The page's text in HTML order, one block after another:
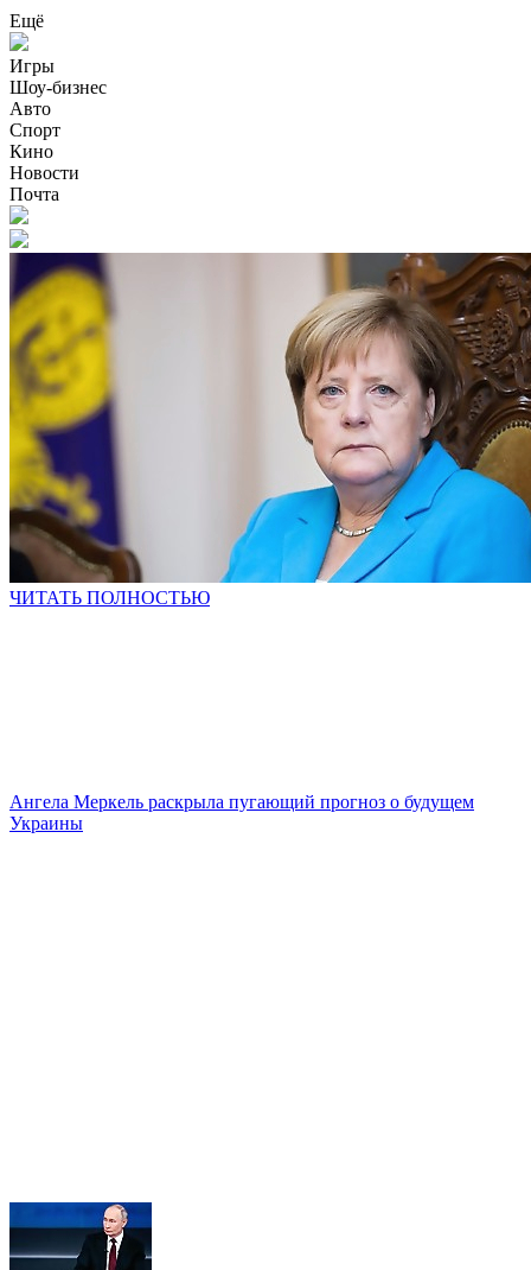
Ещё
Игры
Шоу-бизнес
Авто
Спорт
Кино
Новости
Почта
ЧИТАТЬ ПОЛНОСТЬЮ
Ангела Меркель раскрыла пугающий прогноз о будущем
Украины